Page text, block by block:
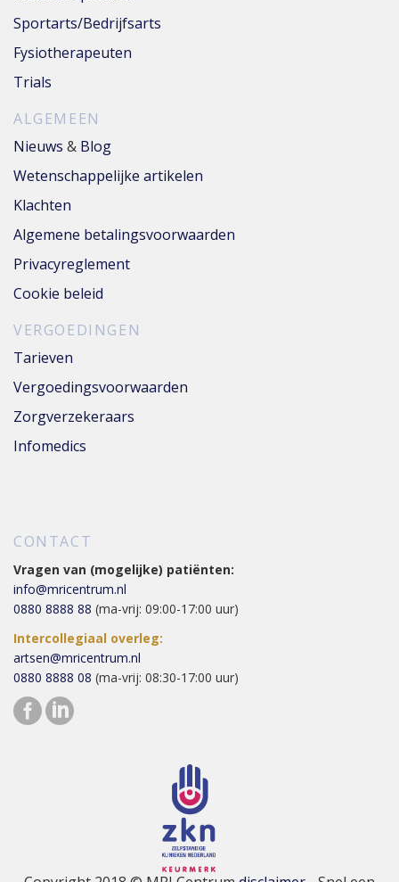
Sportarts/Bedrijfsarts
Fysiotherapeuten
Trials
ALGEMEEN
Nieuws & Blog
Wetenschappelijke artikelen
Klachten
Algemene betalingsvoorwaarden
Privacyreglement
Cookie beleid
VERGOEDINGEN
Tarieven
Vergoedingsvoorwaarden
Zorgverzekeraars
Infomedics
CONTACT
Vragen van (mogelijke) patiënten:
info@mricentrum.nl
0880 8888 88 (ma-vrij: 09:00-17:00 uur)
Intercollegiaal overleg:
artsen@mricentrum.nl
0880 8888 08 (ma-vrij: 08:30-17:00 uur)